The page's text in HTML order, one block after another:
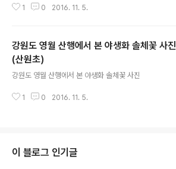
1 0 2016. 11. 5.
강원도 영월 산행에서 본 야생화 솔체꽃 사진
(산원초)
강원도 영월 산행에서 본 야생화 솔체꽃 사진
1 0 2016. 11. 5.
이 블로그 인기글